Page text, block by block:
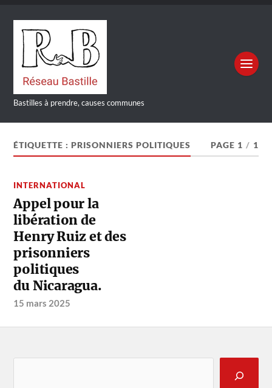
Bastilles à prendre, causes communes
ÉTIQUETTE :PRISONNIERS POLITIQUES PAGE 1 / 1
INTERNATIONAL
Appel pour la
libération de
Henry Ruiz et des
prisonniers
politiques
du Nicaragua.
15 mars 2025